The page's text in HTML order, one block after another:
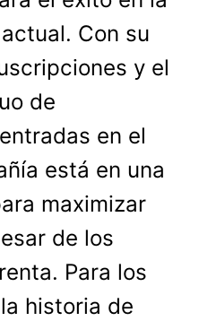
Con su
y el
de
en el
está en una
maximizar
de los
Para los
historia de